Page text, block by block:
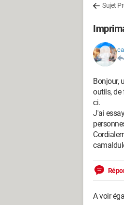
Sujet
Bonjour,
outils, de
ci.
J'ai
A voir